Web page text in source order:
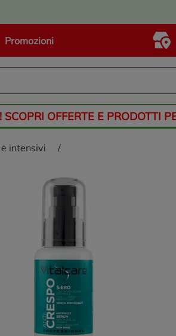
Promozioni
OFFERTE E PRODOTTI
e intensivi /